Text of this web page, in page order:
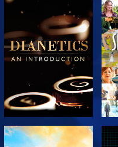
SERIE
ENTDECKEN